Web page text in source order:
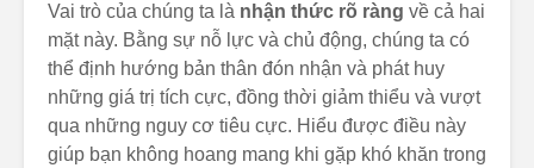
Vai trò của chúng ta là nhận thức rõ ràng về cả hai
mặt này. Bằng sự nỗ lực và chủ động, chúng ta có
thể định hướng bản thân đón nhận và phát huy
những giá trị tích cực, đồng thời giảm thiểu và vượt
qua những nguy cơ tiêu cực. Hiểu được điều này
giúp bạn không hoang mang khi gặp khó khăn trong